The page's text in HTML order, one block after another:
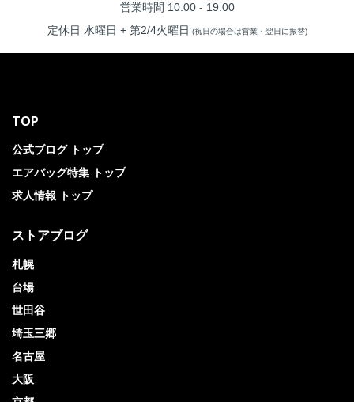
営業時間 10:00 - 19:00
定休日 水曜日 + 第2/4火曜日 (祝日の場合は営業・翌日に振替)
TOP
公式ブログ トップ
エアバッグ特集 トップ
求人情報 トップ
ストアブログ
札幌
台場
世田谷
埼玉三郷
名古屋
大阪